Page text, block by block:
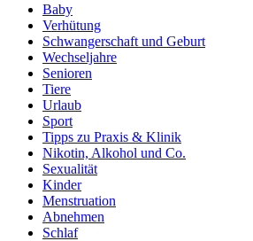
Baby
Verhütung
Schwangerschaft und Geburt
Wechseljahre
Senioren
Tiere
Urlaub
Sport
Tipps zu Praxis & Klinik
Nikotin, Alkohol und Co.
Sexualität
Kinder
Menstruation
Abnehmen
Schlaf